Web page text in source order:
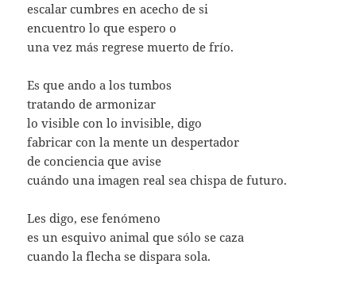
escalar cumbres en acecho de si
encuentro lo que espero o
una vez más regrese muerto de frío.
Es que ando a los tumbos
tratando de armonizar
lo visible con lo invisible, digo
fabricar con la mente un despertador
de conciencia que avise
cuándo una imagen real sea chispa de futuro.
Les digo, ese fenómeno
es un esquivo animal que sólo se caza
cuando la flecha se dispara sola.